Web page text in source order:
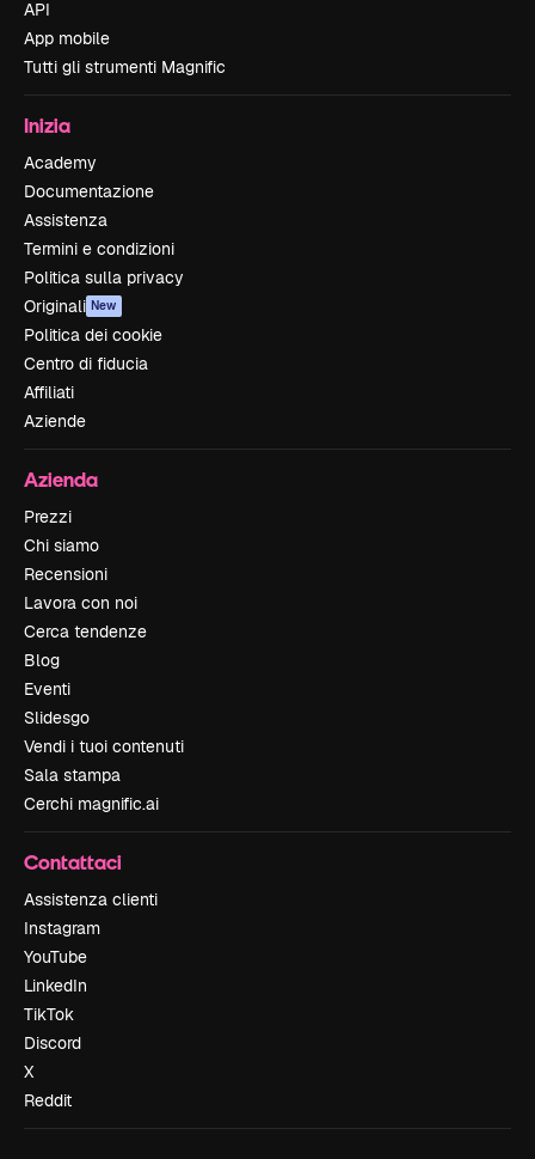
API
App mobile
Tutti gli strumenti Magnific
Inizia
Academy
Documentazione
Assistenza
Termini e condizioni
Politica sulla privacy
Originali New
Politica dei cookie
Centro di fiducia
Affiliati
Aziende
Azienda
Prezzi
Chi siamo
Recensioni
Lavora con noi
Cerca tendenze
Blog
Eventi
Slidesgo
Vendi i tuoi contenuti
Sala stampa
Cerchi magnific.ai
Contattaci
Assistenza clienti
Instagram
YouTube
LinkedIn
TikTok
Discord
X
Reddit